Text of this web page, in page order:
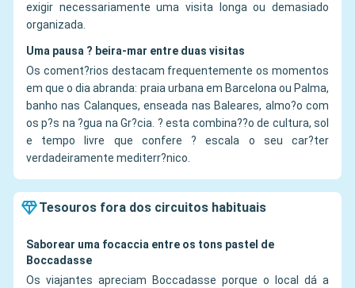
exigir necessariamente uma visita longa ou demasiado
organizada.
Uma pausa ? beira-mar entre duas visitas
Os coment?rios destacam frequentemente os momentos
em que o dia abranda: praia urbana em Barcelona ou Palma,
banho nas Calanques, enseada nas Baleares, almo?o com
os p?s na ?gua na Gr?cia. ? esta combina??o de cultura, sol
e tempo livre que confere ? escala o seu car?ter
verdadeiramente mediterr?nico.
Tesouros fora dos circuitos habituais
Saborear uma focaccia entre os tons pastel de
Boccadasse
Os viajantes apreciam Boccadasse porque o local dá a